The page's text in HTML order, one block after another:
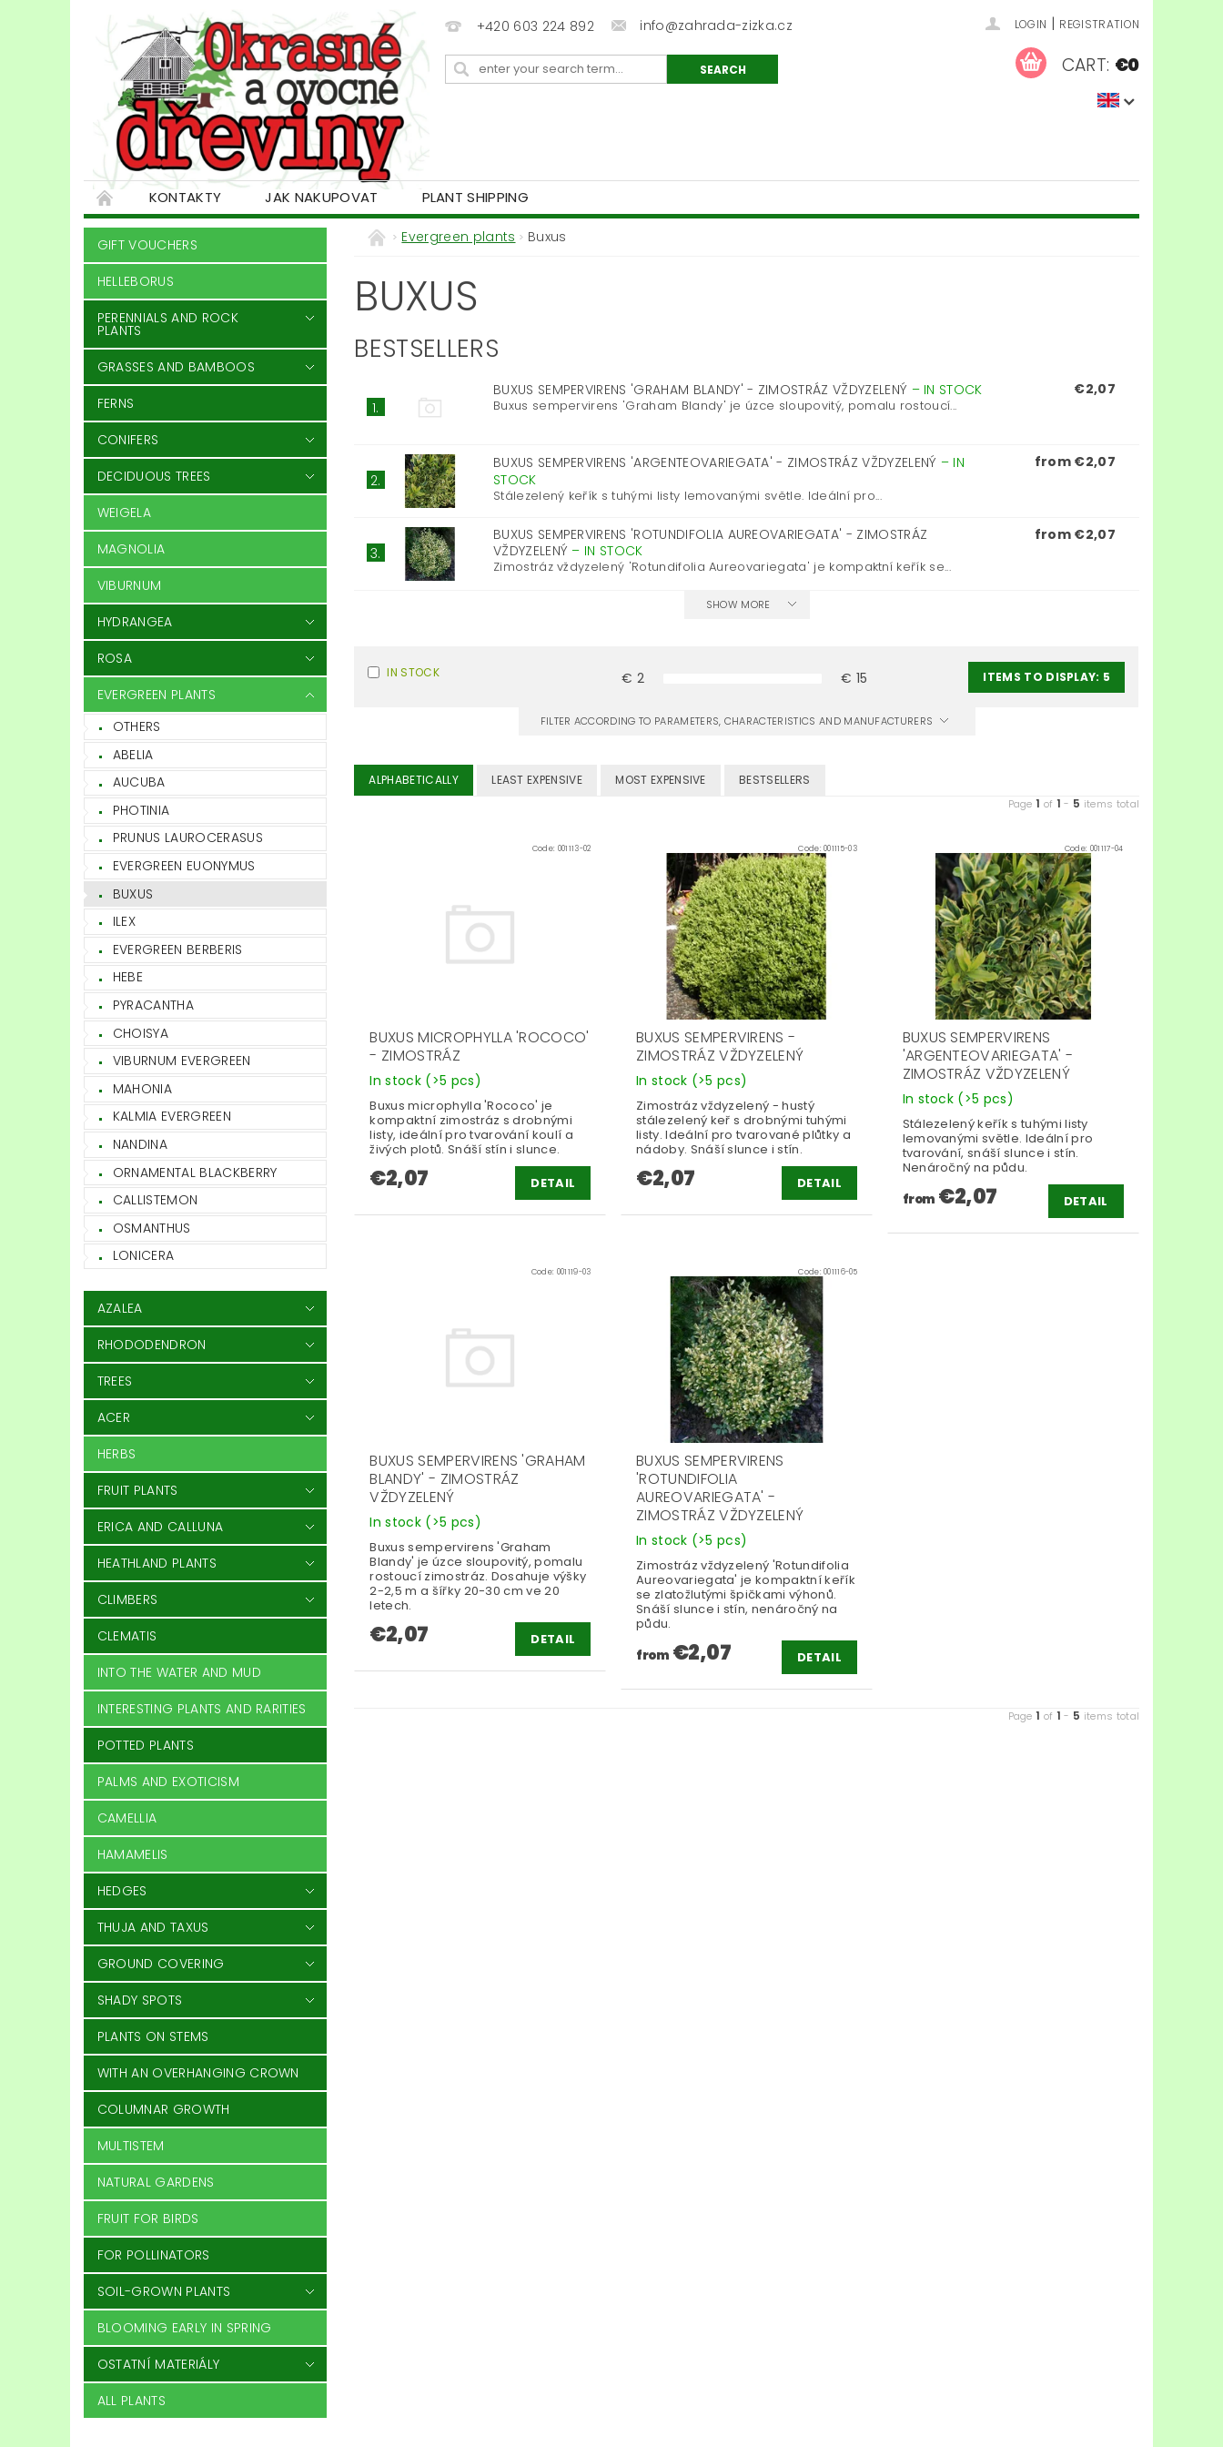
+420 603 224 892 info@zahrada-zizka.cz LOGIN | REGISTRATION
CART: €0
KONTAKTY JAK NAKUPOVAT PLANT SHIPPING
GIFT VOUCHERS
HELLEBORUS
PERENNIALS AND ROCK
PLANTS
GRASSES AND BAMBOOS
FERNS
CONIFERS
DECIDUOUS TREES
WEIGELA
MAGNOLIA
VIBURNUM
HYDRANGEA
ROSA
EVERGREEN PLANTS
OTHERS
ABELIA
AUCUBA
PHOTINIA
PRUNUS LAUROCERASUS
EVERGREEN EUONYMUS
BUXUS
ILEX
EVERGREEN BERBERIS
HEBE
PYRACANTHA
CHOISYA
VIBURNUM EVERGREEN
MAHONIA
KALMIA EVERGREEN
NANDINA
ORNAMENTAL BLACKBERRY
CALLISTEMON
OSMANTHUS
LONICERA
AZALEA
RHODODENDRON
TREES
ACER
HERBS
FRUIT PLANTS
ERICA AND CALLUNA
HEATHLAND PLANTS
CLIMBERS
CLEMATIS
INTO THE WATER AND MUD
INTERESTING PLANTS AND RARITIES
POTTED PLANTS
PALMS AND EXOTICISM
CAMELLIA
HAMAMELIS
HEDGES
THUJA AND TAXUS
GROUND COVERING
SHADY SPOTS
PLANTS ON STEMS
WITH AN OVERHANGING CROWN
COLUMNAR GROWTH
MULTISTEM
NATURAL GARDENS
FRUIT FOR BIRDS
FOR POLLINATORS
SOIL-GROWN PLANTS
BLOOMING EARLY IN SPRING
OSTATNÍ MATERIÁLY
ALL PLANTS
Evergreen plants Buxus
BUXUS
BESTSELLERS
1.
BUXUS SEMPERVIRENS 'GRAHAM BLANDY' - ZIMOSTRÁZ VŽDYZELENÝ – IN STOCK
Buxus sempervirens 'Graham Blandy' je úzce sloupovitý, pomalu rostoucí...
€2,07
2.
BUXUS SEMPERVIRENS 'ARGENTEOVARIEGATA' - ZIMOSTRÁZ VŽDYZELENÝ – IN
STOCK
Stálezelený keřík s tuhými listy lemovanými světle. Ideální pro...
from €2,07
3.
BUXUS SEMPERVIRENS 'ROTUNDIFOLIA AUREOVARIEGATA' - ZIMOSTRÁZ
VŽDYZELENÝ – IN STOCK
Zimostráz vždyzelený 'Rotundifolia Aureovariegata' je kompaktní keřík se...
from €2,07
SHOW MORE
IN STOCK €2 € 15 ITEMS TO DISPLAY: 5
FILTER ACCORDING TO PARAMETERS, CHARACTERISTICS AND MANUFACTURERS
ALPHABETICALLY LEAST EXPENSIVE MOST EXPENSIVE BESTSELLERS
Page1 of 1 - 5 items total
Code: 001113-02
BUXUS MICROPHYLLA 'ROCOCO'
- ZIMOSTRÁZ
In stock (>5 pcs)
Buxus microphylla 'Rococo' je
kompaktní zimostráz s drobnými
listy, ideální pro tvarování koulí a
živých plotů. Snáší stín i slunce.
€2,07 DETAIL
Code:001115-03
BUXUS SEMPERVIRENS -
ZIMOSTRÁZ VŽDYZELENÝ
In stock (>5 pcs)
Zimostráz vždyzelený - hustý
stálezelený keř s drobnými tuhými
listy. Ideální pro tvarované plůtky a
nádoby. Snáší slunce i stín.
€2,07 DETAIL
Code: 001117-04
BUXUS SEMPERVIRENS
'ARGENTEOVARIEGATA' -
ZIMOSTRÁZ VŽDYZELENÝ
In stock (>5 pcs)
Stálezelený keřík s tuhými listy
lemovanými světle. Ideální pro
tvarování, snáší slunce i stín.
Nenáročný na půdu.
from €2,07 DETAIL
Code: 001119-03
BUXUS SEMPERVIRENS 'GRAHAM
BLANDY' - ZIMOSTRÁZ
VŽDYZELENÝ
In stock (>5 pcs)
Buxus sempervirens 'Graham
Blandy' je úzce sloupovitý, pomalu
rostoucí zimostráz. Dosahuje výšky
2-2,5 m a šířky 20-30 cm ve 20
letech.
€2,07 DETAIL
Code:001116-05
BUXUS SEMPERVIRENS
'ROTUNDIFOLIA
AUREOVARIEGATA' -
ZIMOSTRÁZ VŽDYZELENÝ
In stock (>5 pcs)
Zimostráz vždyzelený 'Rotundifolia
Aureovariegata' je kompaktní keřík
se zlatožlutými špičkami výhonů.
Snáší slunce i stín, nenáročný na
půdu.
from €2,07 DETAIL
Page1 of 1 - 5 items total